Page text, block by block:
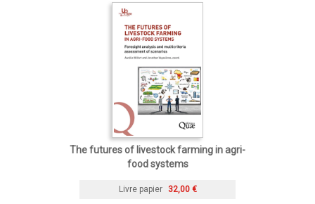
The futures of livestock farming in agri-
food systems
Livre papier 32,00 €